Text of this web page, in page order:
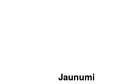
Jaunumi